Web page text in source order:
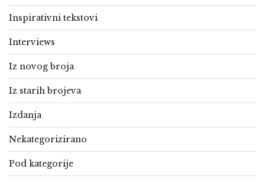
Inspirativni tekstovi
Interviews
Iz novog broja
Iz starih brojeva
Izdanja
Nekategorizirano
Pod kategorije